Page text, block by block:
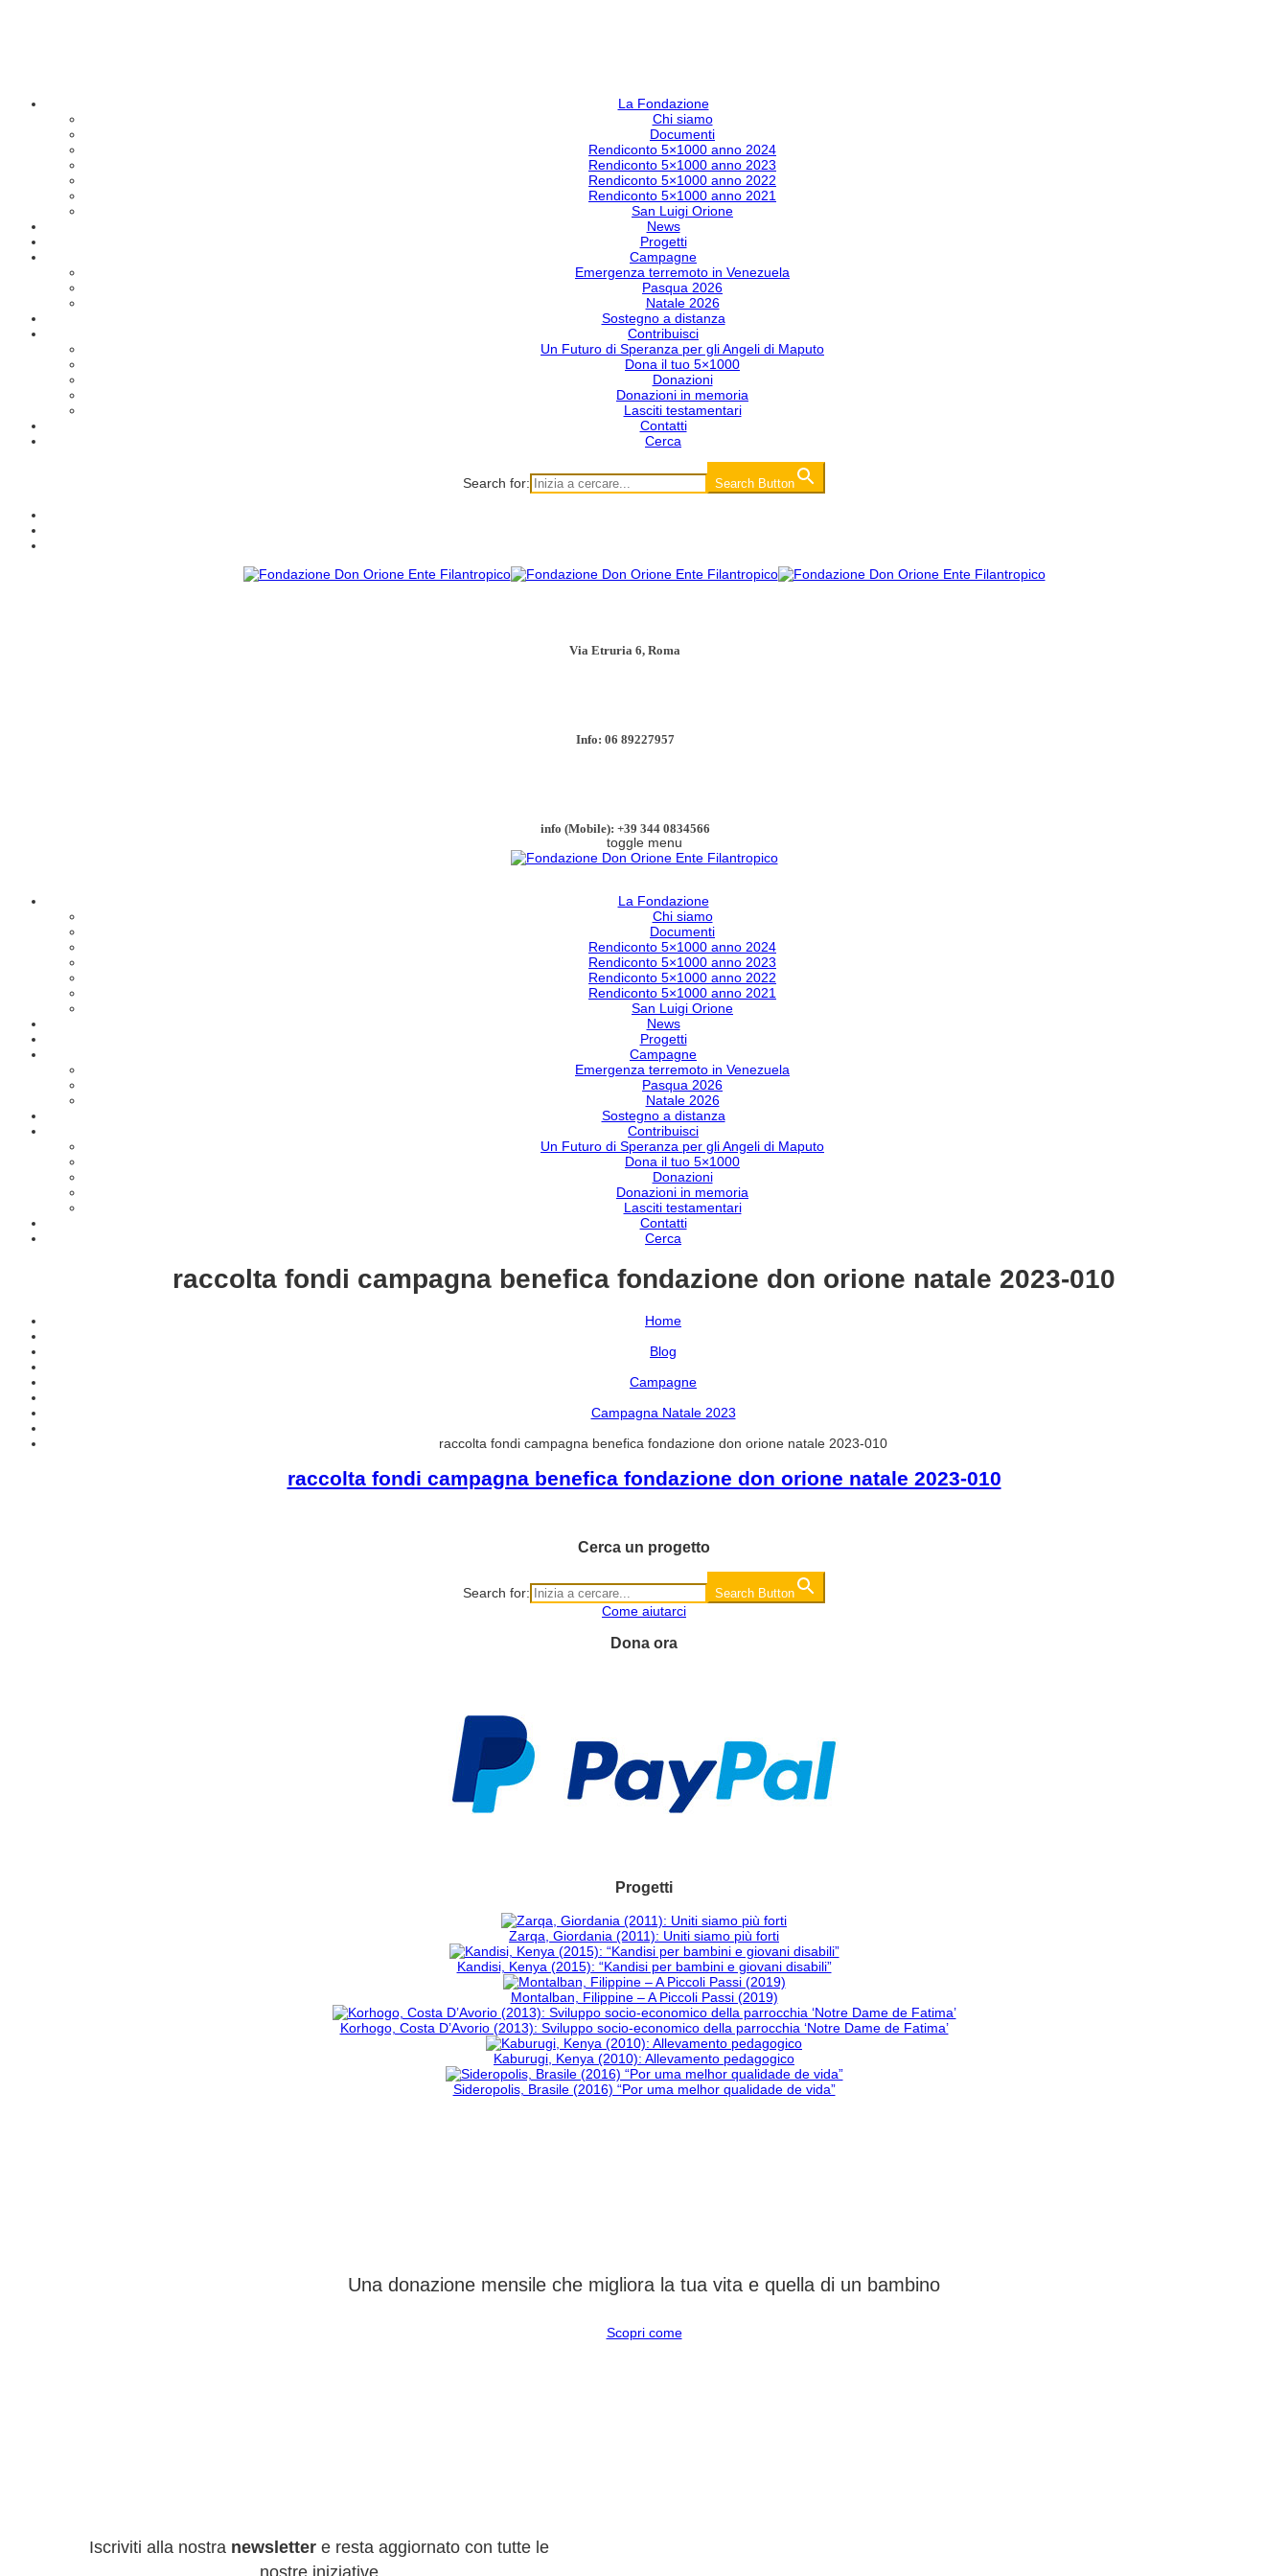
La Fondazione
Chi siamo
Documenti
Rendiconto 5×1000 anno 2024
Rendiconto 5×1000 anno 2023
Rendiconto 5×1000 anno 2022
Rendiconto 5×1000 anno 2021
San Luigi Orione
News
Progetti
Campagne
Emergenza terremoto in Venezuela
Pasqua 2026
Natale 2026
Sostegno a distanza
Contribuisci
Un Futuro di Speranza per gli Angeli di Maputo
Dona il tuo 5×1000
Donazioni
Donazioni in memoria
Lasciti testamentari
Contatti
Cerca
Search for: Search Button
Via Etruria 6, Roma
Info: 06 89227957
info (Mobile): +39 344 0834566
toggle menu
La Fondazione
Chi siamo
Documenti
Rendiconto 5×1000 anno 2024
Rendiconto 5×1000 anno 2023
Rendiconto 5×1000 anno 2022
Rendiconto 5×1000 anno 2021
San Luigi Orione
News
Progetti
Campagne
Emergenza terremoto in Venezuela
Pasqua 2026
Natale 2026
Sostegno a distanza
Contribuisci
Un Futuro di Speranza per gli Angeli di Maputo
Dona il tuo 5×1000
Donazioni
Donazioni in memoria
Lasciti testamentari
Contatti
Cerca
raccolta fondi campagna benefica fondazione don orione natale 2023-010
Home
Blog
Campagne
Campagna Natale 2023
raccolta fondi campagna benefica fondazione don orione natale 2023-010
raccolta fondi campagna benefica fondazione don orione natale 2023-010
Cerca un progetto
Search for: Search Button
Come aiutarci
Dona ora
Progetti
Zarqa, Giordania (2011): Uniti siamo più forti
Kandisi, Kenya (2015): “Kandisi per bambini e giovani disabili”
Montalban, Filippine – A Piccoli Passi (2019)
Korhogo, Costa D’Avorio (2013): Sviluppo socio-economico della parrocchia ‘Notre Dame de Fatima’
Kaburugi, Kenya (2010): Allevamento pedagogico
Sideropolis, Brasile (2016) “Por uma melhor qualidade de vida”
Una donazione mensile che migliora la tua vita e quella di un bambino
Scopri come
Iscriviti alla nostra newslettere resta aggiornato con tutte le
nostre iniziative